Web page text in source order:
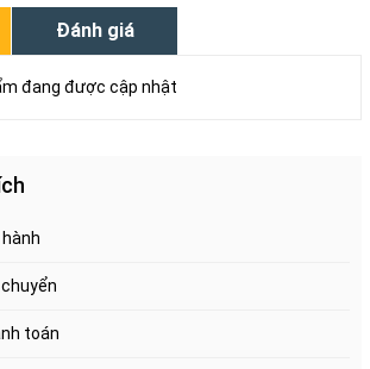
Đánh giá
đang được cập nhật
toán